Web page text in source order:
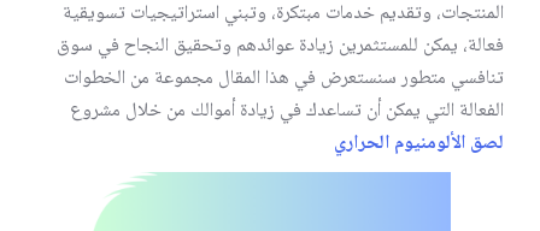
المنتجات، وتقديم خدمات مبتكرة، وتبني استراتيجيات تسويقية
فعالة، يمكن للمستثمرين زيادة عوائدهم وتحقيق النجاح في سوق
تنافسي متطور سنستعرض في هذا المقال مجموعة من الخطوات
الفعالة التي يمكن أن تساعدك في زيادة أموالك من خلال مشروع
لصق الألومنيوم الحراري